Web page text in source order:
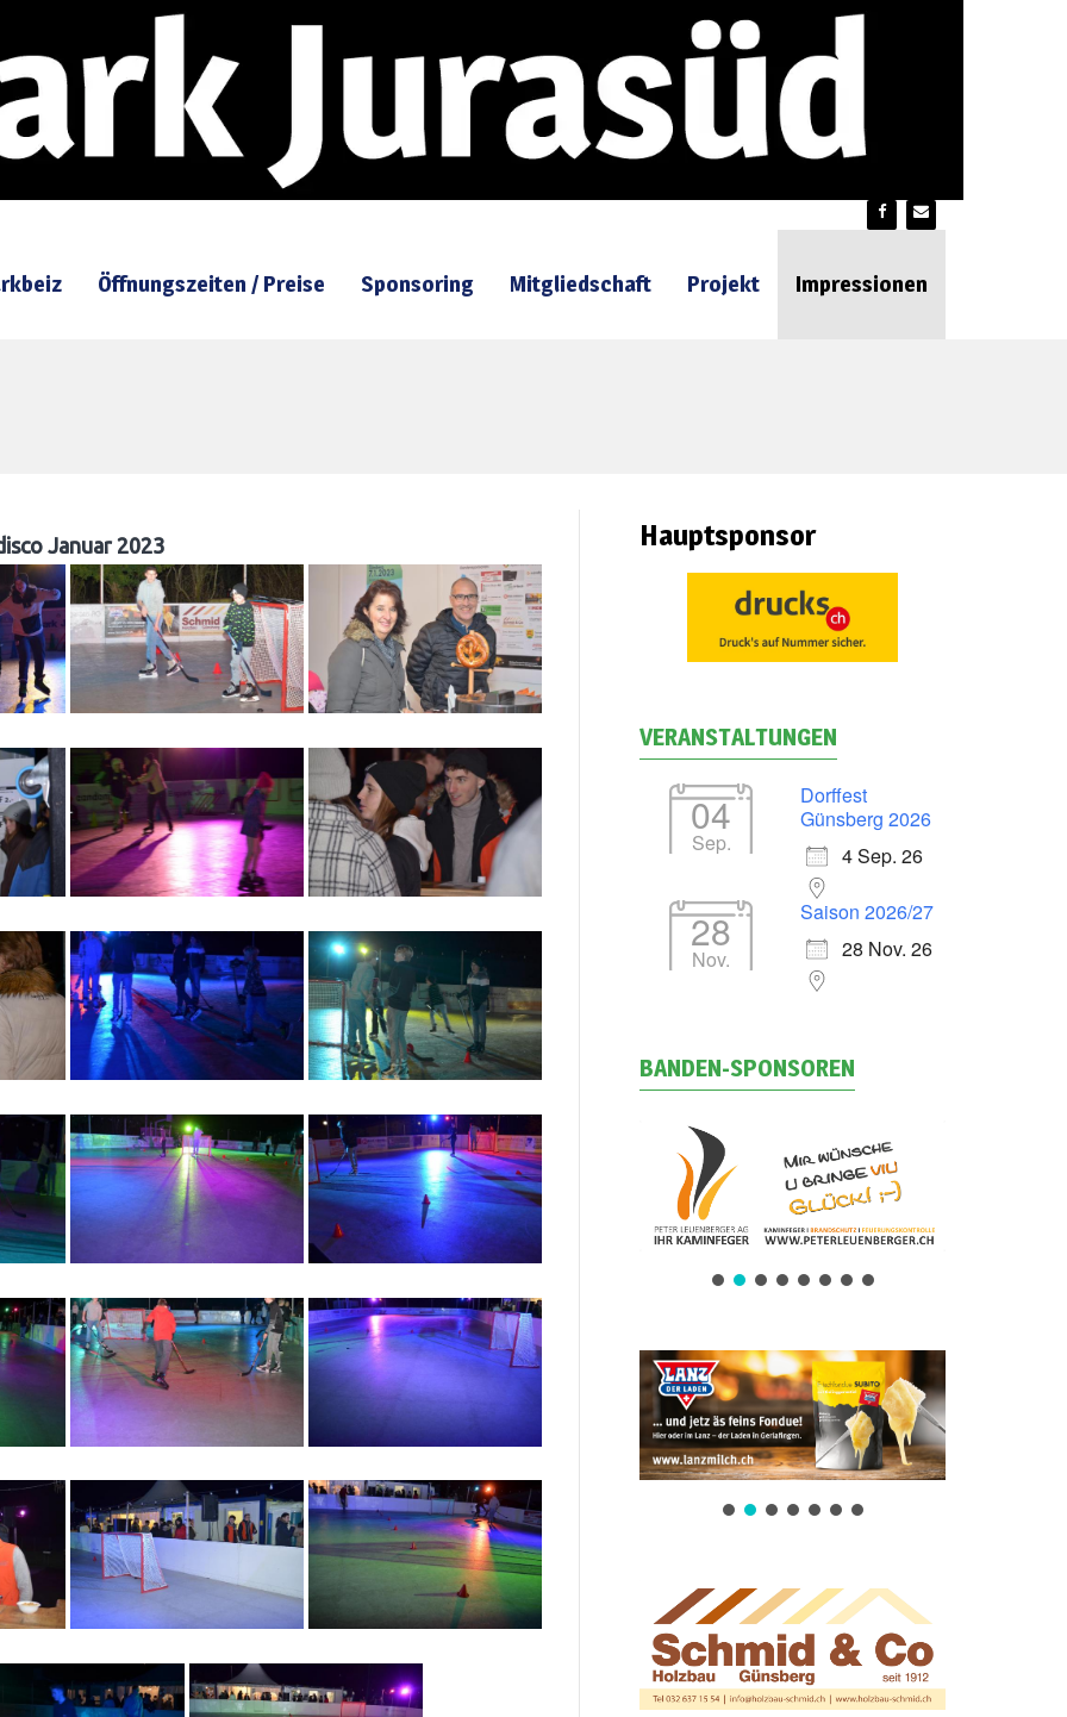
Öffnungszeiten / Preise Sponsoring Mitgliedschaft Projekt Impressionen
Januar 2023 Hauptsponsor
VERANSTALTUNGEN
04
Sep.
Dorffest
Günsberg 2026
4 Sep. 26
28
Nov.
Saison 2026/27
28 Nov. 26
BANDEN-SPONSOREN